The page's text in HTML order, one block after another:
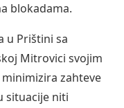
blokadama.
u Prištini sa
Mitrovici svojim
zahteve
situacije niti